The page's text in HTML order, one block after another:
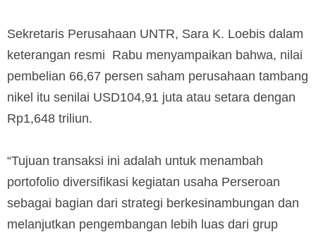
Sekretaris Perusahaan UNTR, Sara K. Loebis dalam
keterangan resmi Rabu menyampaikan bahwa, nilai
pembelian 66,67 persen saham perusahaan tambang
nikel itu senilai USD104,91 juta atau setara dengan
Rp1,648 triliun.
“Tujuan transaksi ini adalah untuk menambah
portofolio diversifikasi kegiatan usaha Perseroan
sebagai bagian dari strategi berkesinambungan dan
melanjutkan pengembangan lebih luas dari grup